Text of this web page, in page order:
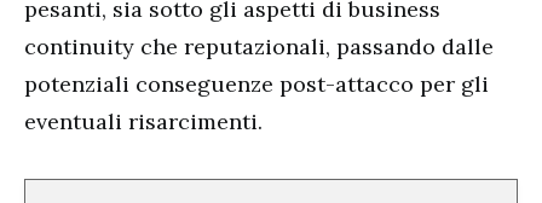
pesanti, sia sotto gli aspetti di business
continuity che reputazionali, passando dalle
potenziali conseguenze post-attacco per gli
eventuali risarcimenti.